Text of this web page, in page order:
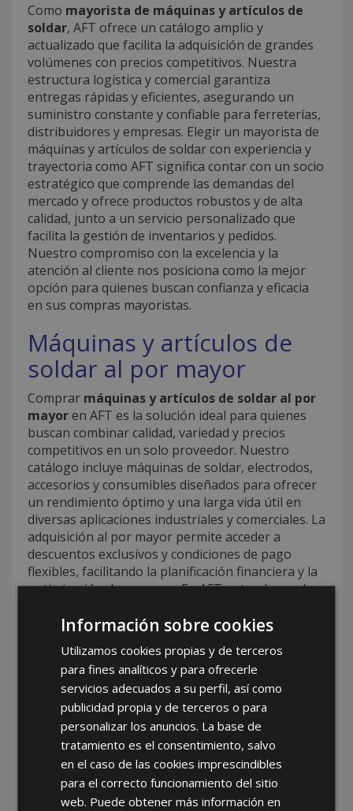
Como mayorista de máquinas y artículos de
soldar, AFT ofrece un catálogo amplio y
actualizado que facilita la adquisición de grandes
volúmenes con precios competitivos. Nuestra
estructura logística y comercial garantiza
entregas rápidas y eficientes, asegurando un
suministro constante y confiable para ferreterías,
distribuidores y empresas. Elegir un mayorista de
máquinas y artículos de soldar con experiencia y
trayectoria como AFT significa contar con un socio
estratégico que comprende las demandas del
mercado y ofrece productos robustos y de alta
calidad, junto a un servicio personalizado que
facilita la gestión de inventarios y pedidos.
Nuestro compromiso con la excelencia y la
atención al cliente nos posiciona como la mejor
opción para quienes buscan confianza y eficacia
en sus compras mayoristas.
Máquinas y artículos de
soldar al por mayor
Comprar máquinas y artículos de soldar al por
mayoren AFT es la solución ideal para quienes
buscan combinar calidad, variedad y precios
competitivos en un solo proveedor. Nuestro
catálogo incluye máquinas de soldar, electrodos,
accesorios y consumibles diseñados para ofrecer
un rendimiento óptimo y una larga vida útil en
diversas aplicaciones industriales y comerciales. La
adquisición al por mayor permite acceder a
descuentos exclusivos y condiciones de pago
flexibles, facilitando la planificación financiera y la
optimización de recursos. En AFT entendemos la
permanente, por eso ofrecemos un servicio
rapidez en la entrega y soporte técnico continuo,
asegurando así la satisfacción y el éxito de
nuestros clientes.
Tu mejor opción de mayorista de
máquinas y artículos de soldar
con AFT
Si buscas
tu mejor opción de mayorista de
Información sobre cookies
Utilizamos cookies propias y de terceros
para fines analíticos y para ofrecerle
servicios adecuados a su perfil, así como
publicidad propia y de terceros o para
personalizar los anuncios. La base de
tratamiento es el consentimiento, salvo
en el caso de las cookies imprescindibles
para el correcto funcionamiento del sitio
web. Puede obtener más información en